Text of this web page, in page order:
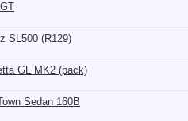
SL500 (R129)
GL MK2 (pack)
Sedan 160B